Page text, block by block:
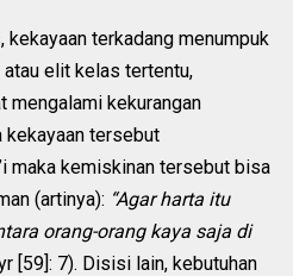
terkadang menumpuk
elit kelas tertentu,
mengalami kekurangan
kekayaan tersebut
maka kemiskinan tersebut bisa
(artinya): “Agar harta itu
orang-orang kaya saja di
[59]: 7). Disisi lain, kebutuhan